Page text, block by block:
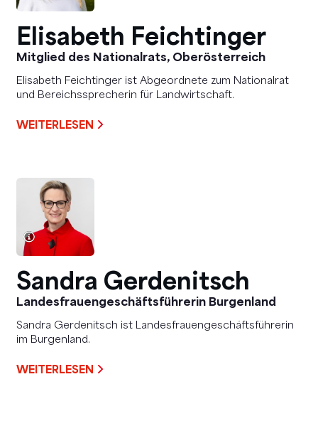
Elisabeth Feichtinger
Mitglied des Nationalrats, Oberösterreich
Elisabeth Feichtinger ist Abgeordnete zum Nationalrat
und Bereichssprecherin für Landwirtschaft.
WEITERLESEN
Sandra Gerdenitsch
Landesfrauengeschäftsführerin Burgenland
Sandra Gerdenitsch ist Landesfrauengeschäftsführerin
im Burgenland.
WEITERLESEN